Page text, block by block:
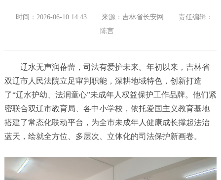
时间：2026-06-10 14:43 来源：吉林省长安网
责任编辑：
陈言
辽水无声润蓓蕾，司法有爱护未来。年初以来，吉林省
双辽市人民法院立足审判职能，深耕地域特色，创新打造
了“辽水护幼、法润童心”未成年人权益保护工作品牌。他们紧
密联合双辽市教育局、各中小学校，依托爱国主义教育基地
搭建了常态化联动平台，为全市未成年人健康成长撑起法治
蓝天，绘就全方位、多层次、立体化的司法保护新画卷。